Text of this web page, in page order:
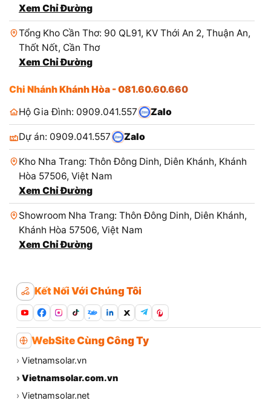
Xem Chỉ Đường
Tổng Kho Cần Thơ: 90 QL91, KV Thới An 2, Thuận An,
Thốt Nốt, Cần Thơ
Xem Chỉ Đường
Chi Nhánh Khánh Hòa - 081.60.60.660
Hộ Gia Đình: 0909.041.557
Zalo
Dự án: 0909.041.557 Zalo
Kho Nha Trang: Thôn Đông Dinh, Diên Khánh, Khánh
Hòa 57506, Việt Nam
Xem Chỉ Đường
Showroom Nha Trang: Thôn Đông Dinh, Diên Khánh,
Khánh Hòa 57506, Việt Nam
Xem Chỉ Đường
Kết Nối Với Chúng Tôi
Zalo
WebSite Cùng Công Ty
› Vietnamsolar.vn
› Vietnamsolar.com.vn
› Vietnamsolar.net